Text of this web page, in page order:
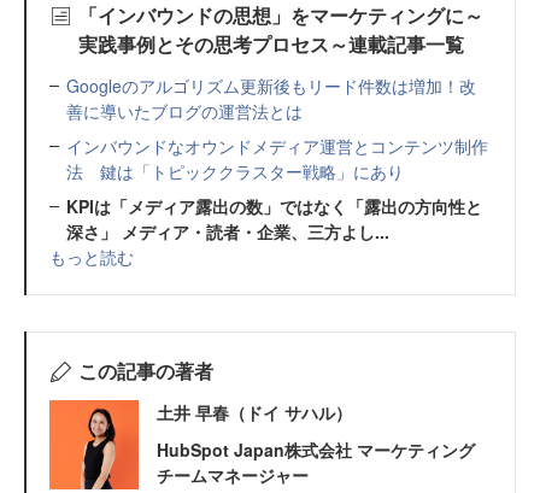
「インバウンドの思想」をマーケティングに～
実践事例とその思考プロセス～連載記事一覧
Googleのアルゴリズム更新後もリード件数は増加！改
善に導いたブログの運営法とは
インバウンドなオウンドメディア運営とコンテンツ制作
法 鍵は「トピッククラスター戦略」にあり
KPIは「メディア露出の数」ではなく「露出の方向性と
深さ」 メディア・読者・企業、三方よし...
もっと読む
この記事の著者
土井 早春（ドイ サハル）
HubSpot Japan株式会社 マーケティング
チームマネージャー